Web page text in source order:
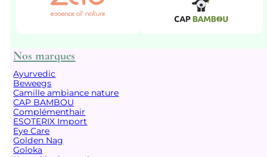
Nos marques
Ayurvedic
Beweegs
Camille ambiance nature
CAP BAMBOU
Complémenthair
ESOTERIX Import
Eye Care
Golden Nag
Goloka